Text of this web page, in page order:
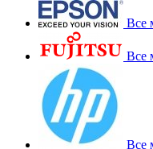
Все
Все
Все